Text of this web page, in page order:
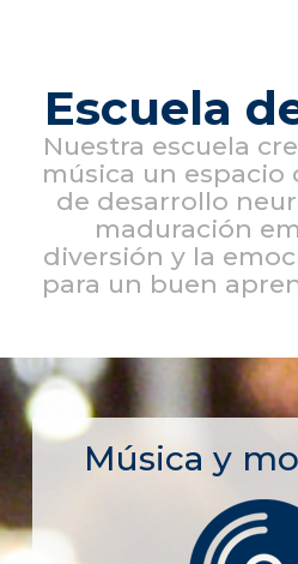
Escuela
Nuestra escuela
música un espacio
de desarrollo
maduración
diversión y la
para un buen
Música y